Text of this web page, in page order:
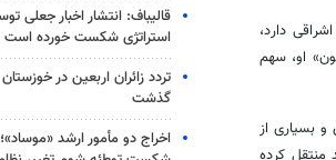
دارد،
او، سهم
و بسیاری از
منتقل کرده
قالیباف: انتشار اخبار جعلی
استراتژی شکست خورده است
گذشت
اخراج دو مأمور ارشد